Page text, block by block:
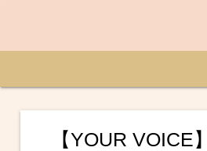
【YOUR